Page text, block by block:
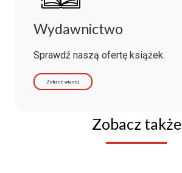
Wydawnictwo
Sprawdź naszą ofertę książek.
Zobacz więcej
Zobacz także